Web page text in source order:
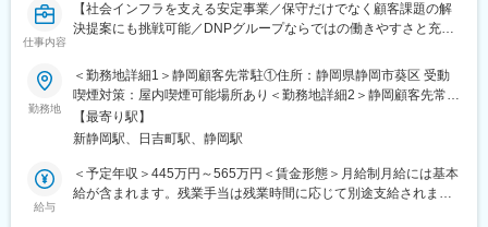
ます。独り立ち後も技術的な問い合わせ先やサポート窓口が整備
されています。
運転免許センターに常駐＋巡回対応が特徴です。営業ノルマに追
われる新規開拓型ではなく、既存顧客との信頼関係を築きながら
課題解決を行うスタイルです。現場でのメンテナンス技術と顧客
折衝力の双方が求められ、社会インフラを支える実感を得られる
■ポジションの魅力
・現在、女性セールスエンジニアも活躍中です。
仕事内容
【社会インフラを支える安定事業／保守だけでなく顧客課題の解
決提案にも挑戦可能／DNPグループならではの働きやすさと充実
■業務内容
運転免許センターや関連施設に設置された免許証発行機器・撮影
機器の安定稼働を支える仕事です。単なる保守対応に留まらず、
現場職員との関係構築を通じて課題を把握し、新たなソリューシ
ョン提案を行うことで、行政サービスの効率化と利便性向上に貢
献していただきます。
■具体的な業務内容
勤務地
＜勤務地詳細1＞静岡顧客先常駐①住所：静岡県静岡市葵区 受動
喫煙対策：屋内喫煙可能場所あり＜勤務地詳細2＞静岡顧客先常駐
②住所：静岡県沼津市 受動喫煙対策：屋内喫煙可能場所あり変更
の範囲：会社の定める事業所
【最寄り駅】
新静岡駅、日吉町駅、静岡駅
給与
＜予定年収＞445万円～565万円＜賃金形態＞月給制月給には基本
給が含まれます。残業手当は残業時間に応じて別途支給されま